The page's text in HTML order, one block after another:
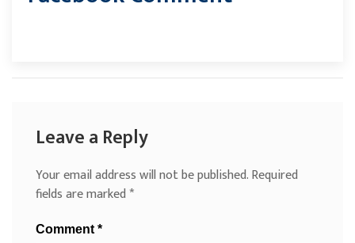
Leave a Reply
Your email address will not be published.Required
fields are marked*
Comment *